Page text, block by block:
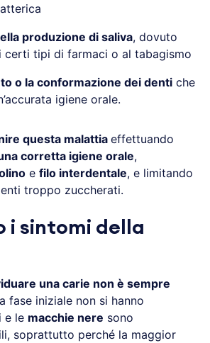
produzione di saliva, dovuto
certi tipi di farmaci o al tabagismo
o la conformazione dei denti che
igiene orale.
questa malattia effettuando
corretta igiene orale,
e filo interdentale, e limitando
troppo zuccherati.
i sintomi della
una carie non è sempre
fase iniziale non si hanno
e le macchie nere sono
soprattutto perché la maggior